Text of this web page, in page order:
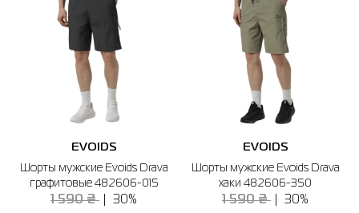
EVOIDS
Шорты мужские Evoids Drava
графитовые 482606-015
1 590 ₴ 30%
EVOIDS
Шорты мужские Evoids Drava
хаки 482606-350
1 590 ₴ 30%